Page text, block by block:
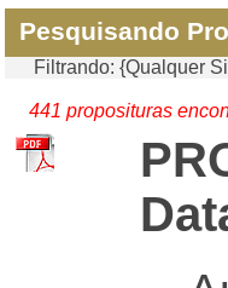
Pesquisando
Filtrando: {Qualquer
441 proposituras